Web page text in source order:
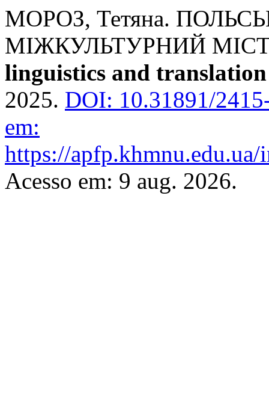
МОРОЗ, Тетяна.
МІЖКУЛЬТУРНИЙ
linguistics and translation
2025. DOI: 10.31891/
em:
https://
Acesso em: 9 aug. 2026.